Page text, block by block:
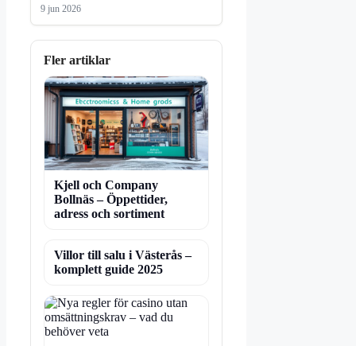
9 jun 2026
Fler artiklar
Kjell och Company
Bollnäs – Öppettider,
adress och sortiment
Villor till salu i Västerås –
komplett guide 2025